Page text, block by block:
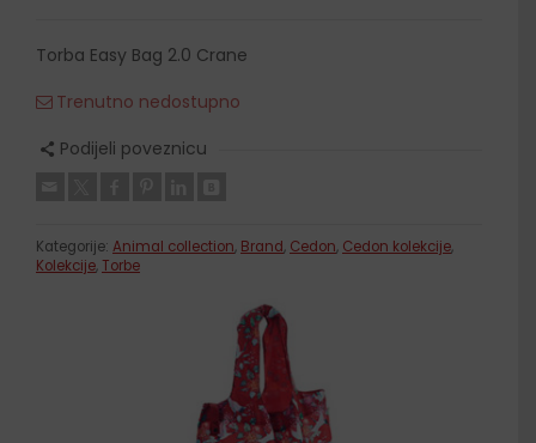
Torba Easy Bag 2.0 Crane
Trenutno nedostupno
Podijeli poveznicu
Kategorije: Animal collection, Brand, Cedon, Cedon kolekcije,
Kolekcije, Torbe